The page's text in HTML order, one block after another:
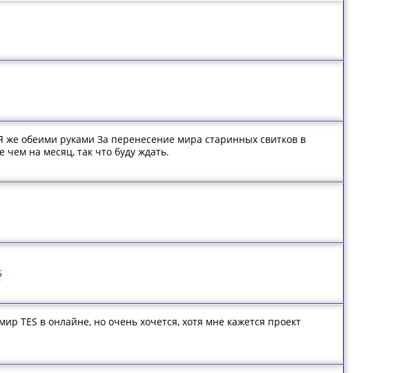
же обеими руками За перенесение мира старинных свитков в
на месяц, так что буду ждать.
TES в онлайне, но очень хочется, хотя мне кажется проект